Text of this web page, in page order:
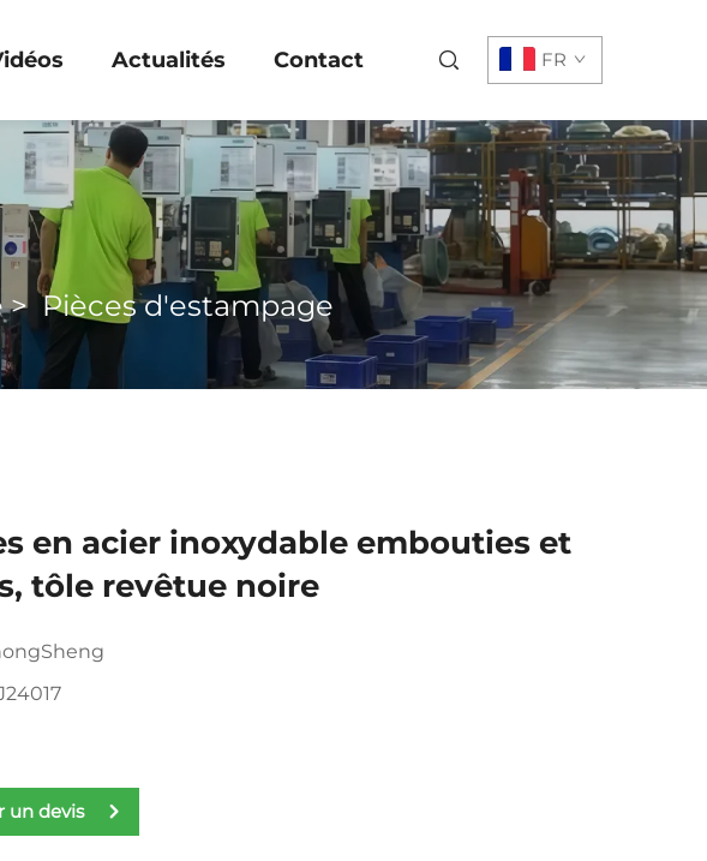
Actualités Contact FR
>Pièces d'estampage
en acier inoxydable embouties et
tôle revêtue noire
un devis